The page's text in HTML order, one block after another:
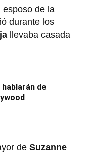
esposo de la
durante los
llevaba casada
de
de Suzanne